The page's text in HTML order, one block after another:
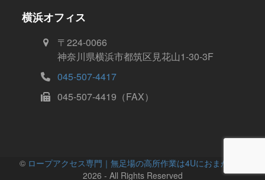
横浜オフィス
〒224-0066
神奈川県横浜市都筑区見花山1-30-3F
045-507-4417
045-507-4419（FAX）
©️ ロープアクセス専門｜無足場の高所作業は4Uにおまかせ！
2026 - All Rights Reserved